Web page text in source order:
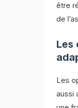
être
de
Les
Les
aussi